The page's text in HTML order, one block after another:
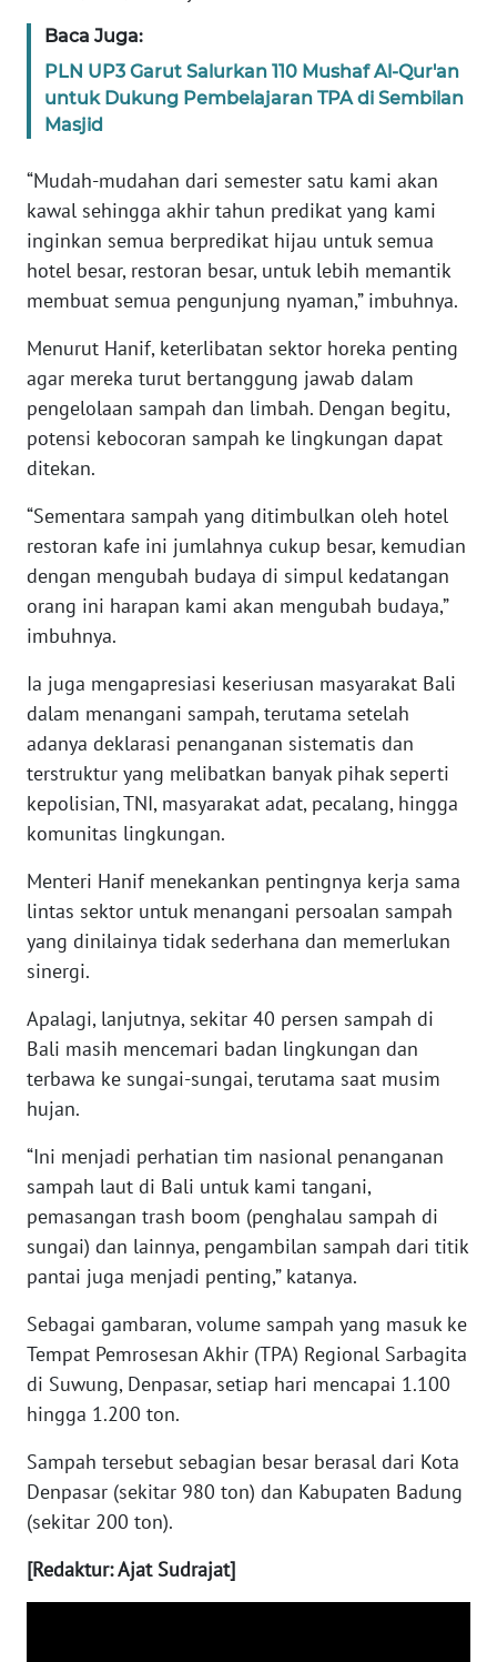
Baca Juga:
PLN UP3 Garut Salurkan 110 Mushaf Al-Qur'an
untuk Dukung Pembelajaran TPA di Sembilan
Masjid
“Mudah-mudahan dari semester satu kami akan
kawal sehingga akhir tahun predikat yang kami
inginkan semua berpredikat hijau untuk semua
hotel besar, restoran besar, untuk lebih memantik
membuat semua pengunjung nyaman,” imbuhnya.
Menurut Hanif, keterlibatan sektor horeka penting
agar mereka turut bertanggung jawab dalam
pengelolaan sampah dan limbah. Dengan begitu,
potensi kebocoran sampah ke lingkungan dapat
ditekan.
“Sementara sampah yang ditimbulkan oleh hotel
restoran kafe ini jumlahnya cukup besar, kemudian
dengan mengubah budaya di simpul kedatangan
orang ini harapan kami akan mengubah budaya,”
imbuhnya.
Ia juga mengapresiasi keseriusan masyarakat Bali
dalam menangani sampah, terutama setelah
adanya deklarasi penanganan sistematis dan
terstruktur yang melibatkan banyak pihak seperti
kepolisian, TNI, masyarakat adat, pecalang, hingga
komunitas lingkungan.
Menteri Hanif menekankan pentingnya kerja sama
lintas sektor untuk menangani persoalan sampah
yang dinilainya tidak sederhana dan memerlukan
sinergi.
Apalagi, lanjutnya, sekitar 40 persen sampah di
Bali masih mencemari badan lingkungan dan
terbawa ke sungai-sungai, terutama saat musim
hujan.
“Ini menjadi perhatian tim nasional penanganan
sampah laut di Bali untuk kami tangani,
pemasangan trash boom (penghalau sampah di
sungai) dan lainnya, pengambilan sampah dari titik
pantai juga menjadi penting,” katanya.
Sebagai gambaran, volume sampah yang masuk ke
Tempat Pemrosesan Akhir (TPA) Regional Sarbagita
di Suwung, Denpasar, setiap hari mencapai 1.100
hingga 1.200 ton.
Sampah tersebut sebagian besar berasal dari Kota
Denpasar (sekitar 980 ton) dan Kabupaten Badung
(sekitar 200 ton).
[Redaktur: Ajat Sudrajat]
WN
PAPUA
BARAT
RIAU
WN
SERAMBI
WN
SULTRA
WN
SULTENG
WN
WN
BABEL
WN
SUMBAR
WN
SUMSEL
WN
WN
LAMPUNG
JATENG
WN
NUSANTARA
JOGJA
WN
WN
BALI
KALBAR